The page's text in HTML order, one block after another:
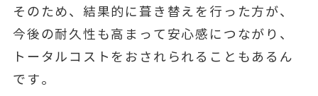
そのため、結果的に葺き替えを行った方が、
今後の耐久性も高まって安心感につながり、
トータルコストをおされられることもあるん
です。